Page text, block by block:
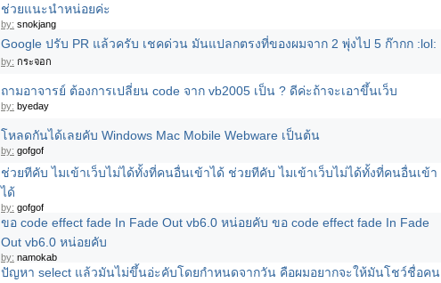
ช่วยแนะนำหน่อยค่ะ
by: snokjang
Google ปรับ PR แล้วครับ เชคด่วน มันแปลกตรงที่ของผมจาก 2 พุ่งไป 5 ก๊ากก :lol:
by: กระจอก
ถามอาจารย์ ต้องการเปลี่ยน code จาก vb2005 เป็น ? ดีค่ะถ้าจะเอาขึ้นเว็บ
by: byeday
โหลดกันได้เลยคับ Windows Mac Mobile Webware เป็นต้น
by: gofgof
ช่วยทีคับ ไมเข้าเว็บไม่ได้ทั้งที่คนอื่นเข้าได้ ช่วยทีคับ ไมเข้าเว็บไม่ได้ทั้งที่คนอื่นเข้า
ได้
by: gofgof
ขอ code effect fade In Fade Out vb6.0 หน่อยคับ ขอ code effect fade In Fade
Out vb6.0 หน่อยคับ
by: namokab
ปัญหา select แล้วมันไม่ขึ้นอ่ะคับโดยกำหนดจากวัน คือผมอยากจะให้มันโชว์ชื่อคน